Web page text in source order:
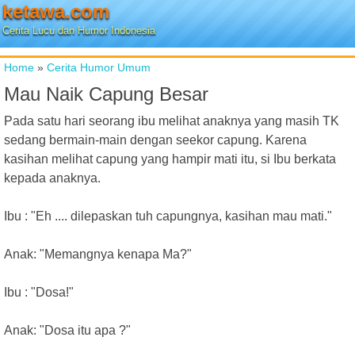
ketawa.com
Cerita Lucu dan Humor Indonesia
Home » Cerita Humor Umum
Mau Naik Capung Besar
Pada satu hari seorang ibu melihat anaknya yang masih TK
sedang bermain-main dengan seekor capung. Karena
kasihan melihat capung yang hampir mati itu, si Ibu berkata
kepada anaknya.
Ibu : "Eh .... dilepaskan tuh capungnya, kasihan mau mati."
Anak: "Memangnya kenapa Ma?"
Ibu : "Dosa!"
Anak: "Dosa itu apa ?"